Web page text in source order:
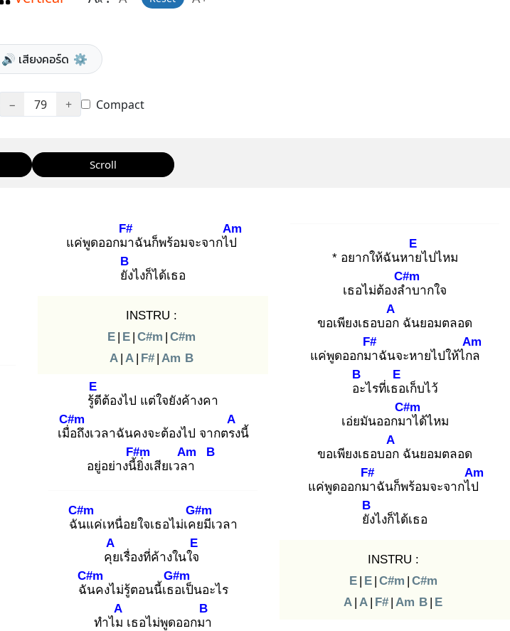
🔊 เสียงคอร์ด ⚙️
− 79 + Compact
Scroll
แค่พูดออกมา
F#
ฉันก็พร้อมจะจากไป
Am
ยัง
B
ไงก็ได้เธอ
INSTRU :
E | E | C#m | C#m
A | A | F# | Am B
รู้ดี
E
ต้องไป แต่ใจยังค้างคา
เมื่อ
C#m
ถึงเวลาฉันคงจะต้องไป จากตรง
A
นี้
อยู่อย่างนี้ยิ่
F#m
งเสียเวลา
Am B
ฉัน
C#m
แค่เหนื่อยใจเธอไม่เคย
G#m
มีเวลา
คุย
A
เรื่องที่ค้างในใจ
E
ฉัน
C#m
คงไม่รู้ตอนนี้เธอ
G#m
เป็นอะไร
ทำไม
A
เธอไม่พูดออกมา
B
* อยากให้ฉันหาย
E
ไปไหม
เธอไม่ต้องลำ
C#m
บากใจ
ขอเพียงเธอบอก
A
ฉันยอมตลอด
แค่พูดออกมา
F#
ฉันจะหายไปให้ไกล
Am
อะ
B
ไรที่เธอ
E
เก็บไว้
เอ่ยมันออกมา
C#m
ได้ไหม
ขอเพียงเธอบอก
A
ฉันยอมตลอด
แค่พูดออกมา
F#
ฉันก็พร้อมจะจากไป
Am
ยัง
B
ไงก็ได้เธอ
INSTRU :
E | E | C#m | C#m
A | A | F# | Am B | E